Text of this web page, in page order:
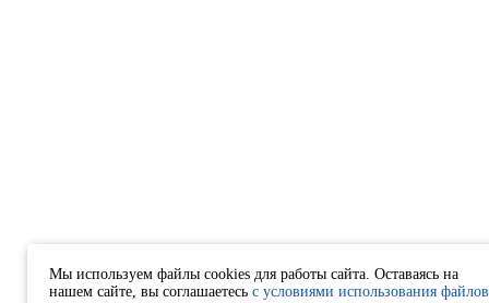
Мы используем файлы cookies для работы сайта. Оставаясь на
нашем сайте, вы соглашаетесь с условиями использования файлов